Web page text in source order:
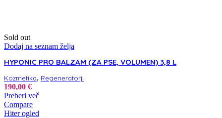
Sold out
Dodaj na seznam želja
HYPONIC PRO BALZAM (ZA PSE, VOLUMEN) 3,8 L
Kozmetika, Regeneratorji
190,00 €
Preberi več
Compare
Hiter ogled